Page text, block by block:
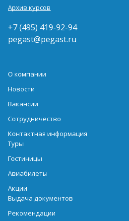
Архив курсов
+7 (495) 419-92-94
pegast@pegast.ru
О компании
Новости
Вакансии
Сотрудничество
Контактная информация
Туры
Гостиницы
Авиабилеты
Акции
Выдача документов
Рекомендации